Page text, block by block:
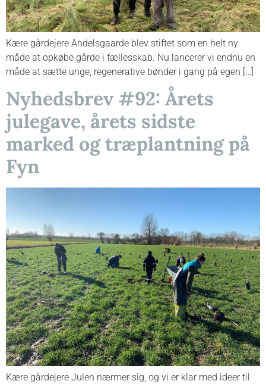
Kære gårdejere Andelsgaarde blev stiftet som en helt ny
måde at opkøbe gårde i fællesskab. Nu lancerer vi endnu en
måde at sætte unge, regenerative bønder i gang på egen […]
Nyhedsbrev #92: Årets
julegave, årets sidste
marked og træplantning på
Fyn
Kære gårdejere Julen nærmer sig, og vi er klar med ideer til